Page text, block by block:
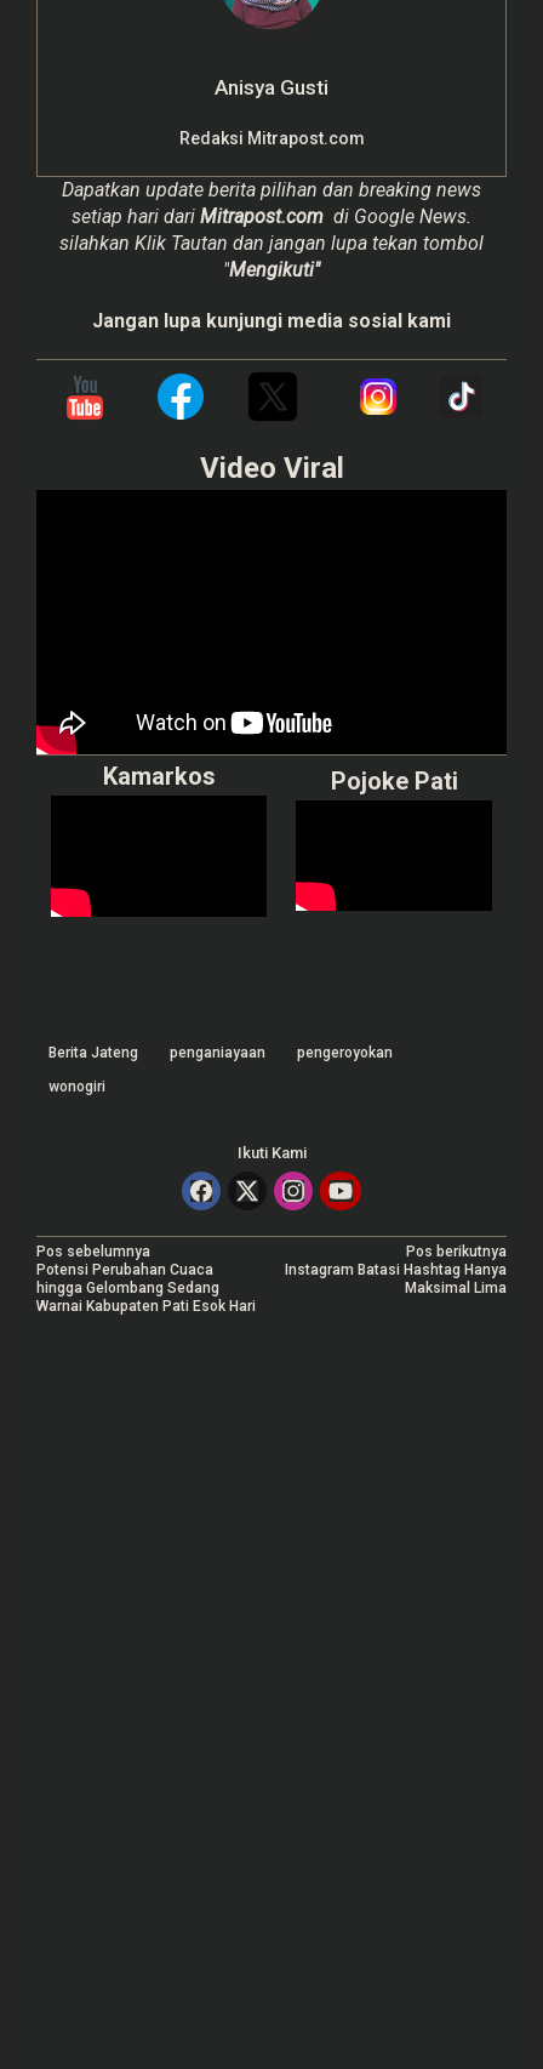
Anisya Gusti
Redaksi Mitrapost.com
Dapatkan update berita pilihan dan breaking news
setiap hari dari Mitrapost.com di Google News.
silahkan Klik Tautan dan jangan lupa tekan tombol
"Mengikuti"
Jangan lupa kunjungi media sosial kami
Video Viral
Kamarkos Pojoke Pati
Berita Jateng penganiayaan
pengeroyokan
wonogiri
Ikuti Kami
N
a
Pos sebelumnya
Potensi Perubahan Cuaca
hingga Gelombang Sedang
Warnai Kabupaten Pati Esok Hari
Pos berikutnya
Instagram Batasi Hashtag Hanya
Maksimal Lima